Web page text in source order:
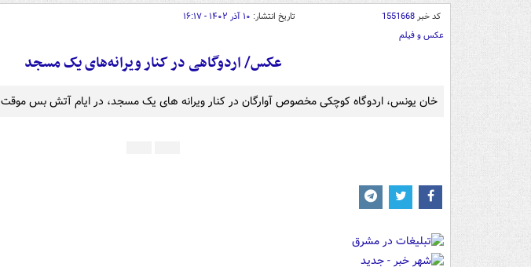
کد خبر1551668 تاریخ انتشار: ۱۰ آذر ۱۴۰۲ - ۱۶:۱۷
عکس و فیلم
عکس/ اردوگاهی در کنار ویرانه‌های یک مسجد
خان یونس، اردوگاه کوچکی مخصوص آوارگان در کنار ویرانه های یک مسجد، در ایام آتش بس موقت